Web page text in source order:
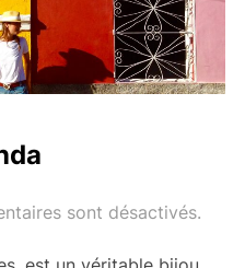
sont désactivés.